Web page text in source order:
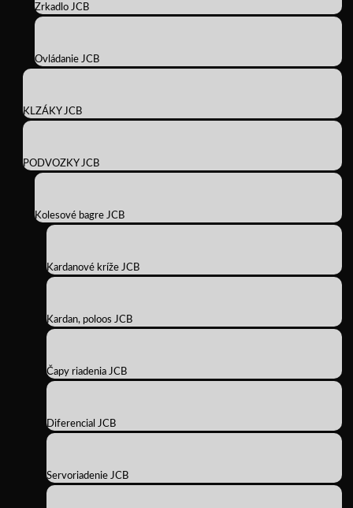
Zrkadlo JCB
Ovládanie JCB
KLZÁKY JCB
PODVOZKY JCB
Kolesové bagre JCB
Kardanové kríže JCB
Kardan, poloos JCB
Čapy riadenia JCB
Diferencial JCB
Servoriadenie JCB